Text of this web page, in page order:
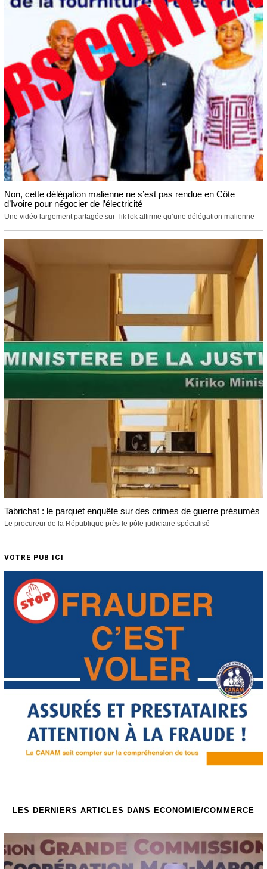
Non, cette délégation malienne ne s’est pas rendue en Côte
d’Ivoire pour négocier de l’électricité
Une vidéo largement partagée sur TikTok affirme qu’une délégation malienne
Tabrichat : le parquet enquête sur des crimes de guerre présumés
Le procureur de la République près le pôle judiciaire spécialisé
VOTRE PUB ICI
LES DERNIERS ARTICLES DANS ECONOMIE/COMMERCE